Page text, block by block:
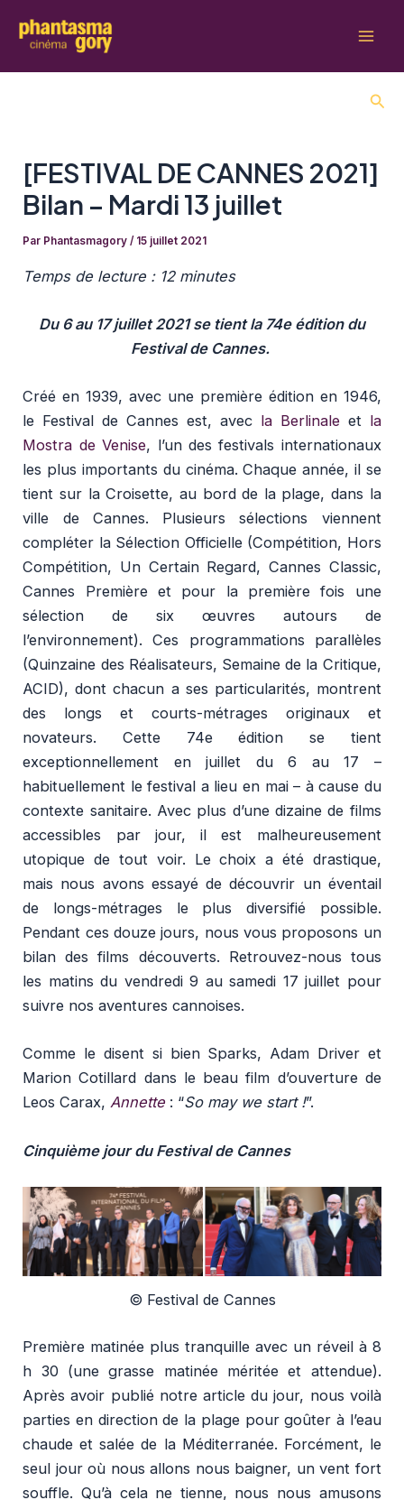
[FESTIVAL DE CANNES 2021]
Bilan – Mardi 13 juillet
Par Phantasmagory/ 15 juillet 2021
Tempsde lecture : 12minutes
Du 6 au 17 juillet 2021 se tient la 74e édition du
Festival de Cannes.
Créé en 1939, avec une première édition en 1946,
le Festival de Cannes est, avec la Berlinaleet la
Mostra de Venise, l’un des festivals internationaux
les plus importants du cinéma. Chaque année, il se
tient sur la Croisette, au bord de la plage, dans la
ville de Cannes. Plusieurs sélections viennent
compléter la Sélection Officielle (Compétition, Hors
Compétition, Un Certain Regard, Cannes Classic,
Cannes Première et pour la première fois une
sélection de six œuvres autours de
l’environnement). Ces programmations parallèles
(Quinzaine des Réalisateurs, Semaine de la Critique,
ACID), dont chacun a ses particularités, montrent
des longs et courts-métrages originaux et
novateurs. Cette 74e édition se tient
exceptionnellement en juillet du 6 au 17 –
habituellement le festival a lieu en mai – à cause du
contexte sanitaire. Avec plus d’une dizaine de films
accessibles par jour, il est malheureusement
utopique de tout voir. Le choix a été drastique,
mais nous avons essayé de découvrir un éventail
de longs-métrages le plus diversifié possible.
Pendant ces douze jours, nous vous proposons un
bilan des films découverts. Retrouvez-nous tous
les matins du vendredi 9 au samedi 17 juillet pour
suivre nos aventures cannoises.
Comme le disent si bien Sparks, Adam Driver et
Marion Cotillard dans le beau film d’ouverture de
Leos Carax,Annette : “So may we start !”.
Cinquième jour du Festival de Cannes
© Festival de Cannes
Première matinée plus tranquille avec un réveil à 8
h 30 (une grasse matinée méritée et attendue).
Après avoir publié notre article du jour, nous voilà
parties en direction de la plage pour goûter à l’eau
chaude et salée de la Méditerranée. Forcément, le
seul jour où nous allons nous baigner, un vent fort
souffle. Qu’à cela ne tienne, nous nous amusons